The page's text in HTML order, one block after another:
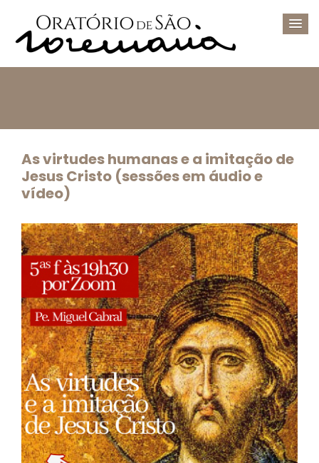
As virtudes humanas e a imitação de
Jesus Cristo (sessões em áudio e
vídeo)